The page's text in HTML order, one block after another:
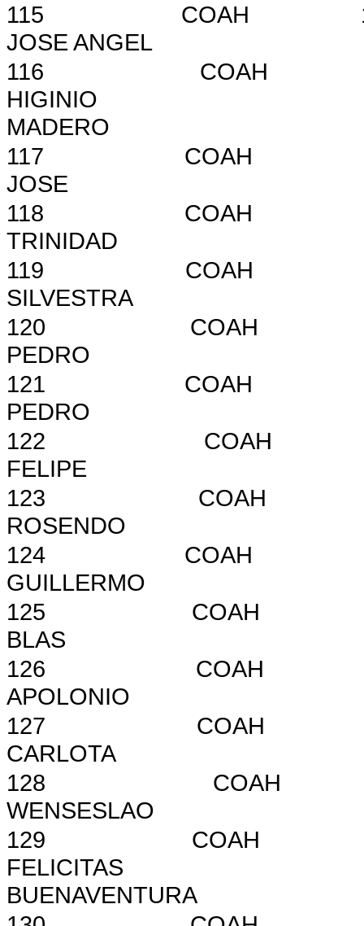
115 COAH
JOSE ANGEL
116 COAH
HIGINIO
MADERO
117 COAH
JOSE
118 COAH
TRINIDAD
119 COAH
SILVESTRA
120 COAH
PEDRO
121 COAH
PEDRO
122 COAH
FELIPE
123 COAH
ROSENDO
124 COAH
GUILLERMO
125 COAH
BLAS
126 COAH
APOLONIO
127 COAH
CARLOTA
128 COAH
WENSESLAO
129 COAH
FELICITAS
BUENAVENTURA